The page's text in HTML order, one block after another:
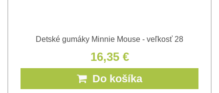
Detské gumáky Minnie Mouse - veľkosť 28
16,35 €
Do košíka